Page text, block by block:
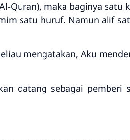
Quran), maka baginya satu
satu huruf. Namun alif
mengatakan, Aku
datang sebagai pemberi